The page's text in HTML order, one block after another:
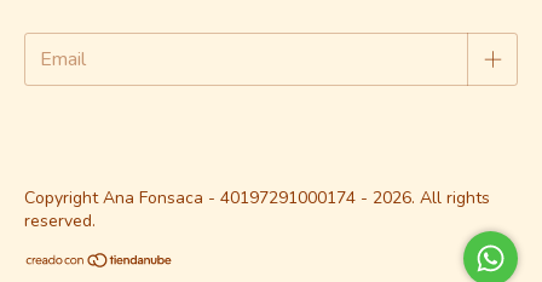
Copyright Ana Fonsaca - 40197291000174 - 2026. All rights
reserved.